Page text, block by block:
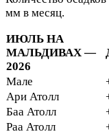
мм в месяц.
ИЮЛЬ НА
МАЛЬДИВАХ —
2026
Мале
Ари Атолл
Баа Атолл
Раа Атолл